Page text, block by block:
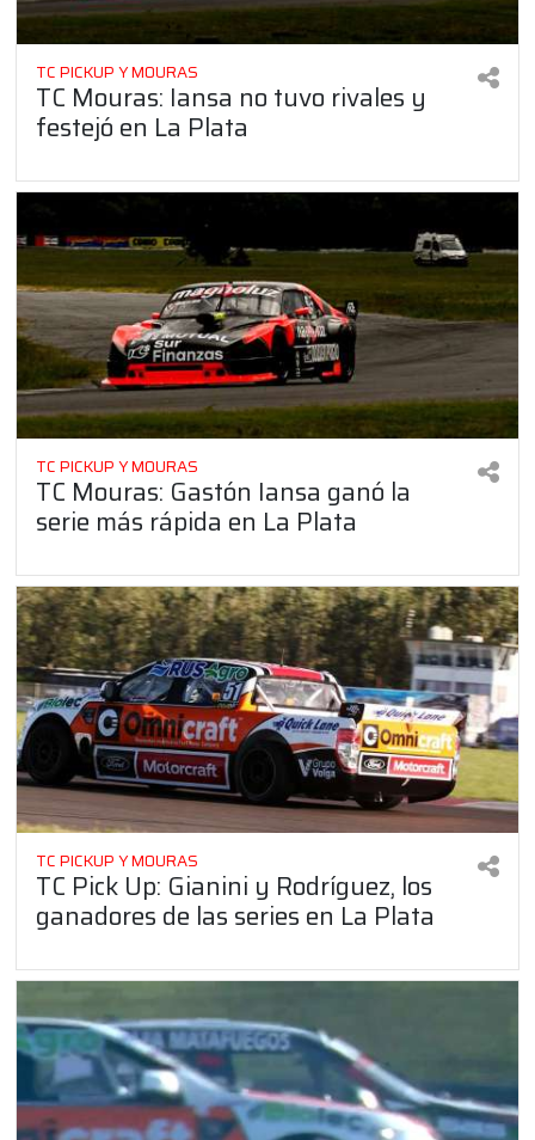
TC PICKUP Y MOURAS
TC Mouras: Iansa no tuvo rivales y
festejó en La Plata
TC PICKUP Y MOURAS
TC Mouras: Gastón Iansa ganó la
serie más rápida en La Plata
TC PICKUP Y MOURAS
TC Pick Up: Gianini y Rodríguez, los
ganadores de las series en La Plata